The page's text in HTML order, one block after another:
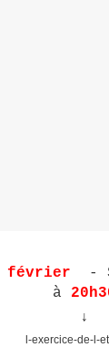
février
-
à
↓